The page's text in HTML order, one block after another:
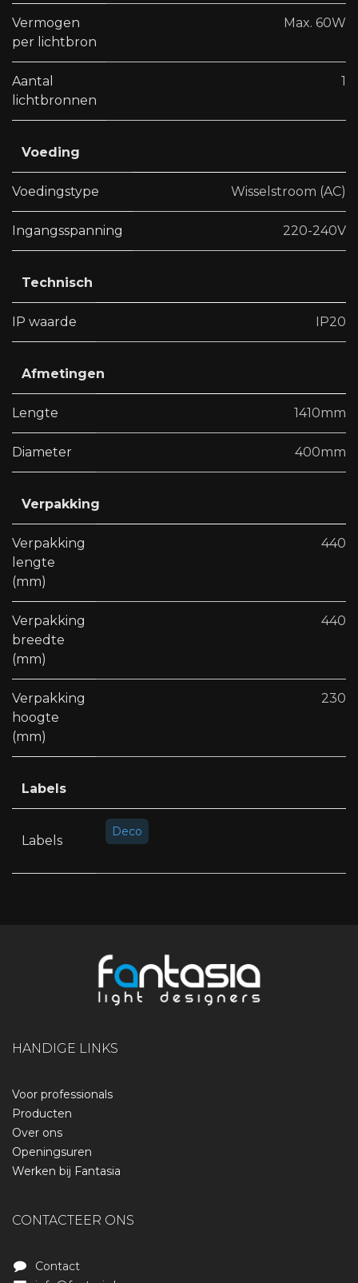
Vermogen
per lichtbron
Max. 60W
Aantal
lichtbronnen
1
Voeding
Voedingstype Wisselstroom (AC)
Ingangsspanning 220-240V
Technisch
IP waarde IP20
Afmetingen
Lengte 1410mm
Diameter 400mm
Verpakking
Verpakking
lengte
(mm)
440
Verpakking
breedte
(mm)
440
Verpakking
hoogte
(mm)
230
Labels
Labels
Deco
HANDIGE LINKS
Voor professionals
Producten
Over ons
Openingsuren
Werken bij Fantasia
CONTACTEER ONS
Contact